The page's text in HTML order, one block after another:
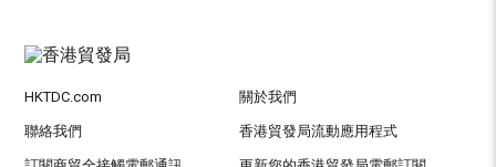
HKTDC.com 關於我們
聯絡我們 香港貿發局流動應用程式